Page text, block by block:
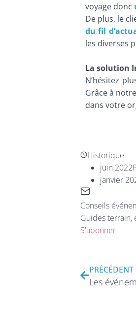
voyage donc
De plus, le
du fil
les diverses
La solution
N’hésitez
Grâce à
dans votre
Historique
juin 2022
janvier
Conseils
Guides terrain,
S'abonner
PRÉCÉDENT
Les